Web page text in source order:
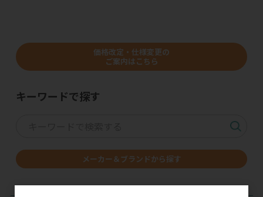
価格改定・仕様変更の
ご案内はこちら
キーワードで探す
メーカー＆ブランドから探す